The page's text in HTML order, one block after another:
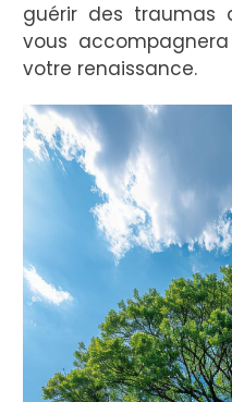
guérir des traumas
vous
votre renaissance.